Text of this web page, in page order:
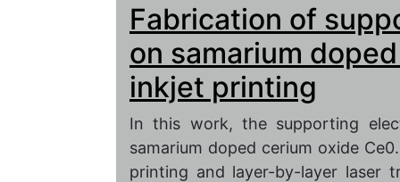
Fabrication of
on samarium
inkjet printing
In this work, the supporting
samarium doped cerium oxide
printing and layer-by-layer laser